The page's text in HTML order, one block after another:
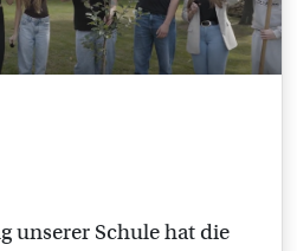
unserer Schule hat die